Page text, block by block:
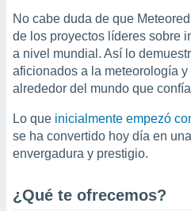
todas
ya sean
nuestros
en
como
perfil
en
No cabe duda de que
de los proyectos líderes sobre
a nivel mundial. Así lo
aficionados a la meteorología
alrededor del mundo que
Lo que inicialmente empezó
se ha convertido hoy día en
envergadura y prestigio.
¿Qué te ofrecemos?